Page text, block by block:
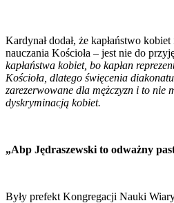
Kardynał dodał, że kapłaństwo
nauczania Kościoła – jest nie do
kapłaństwa kobiet, bo kapłan
Kościoła, dlatego święcenia
zarezerwowane dla mężczyzn i to nie
dyskryminacją kobiet.
„Abp Jędraszewski to odważny
Były prefekt Kongregacji Nauki